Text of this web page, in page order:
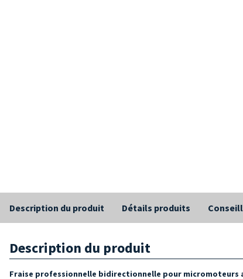
Description du produit Détails produits
Description du produit
Fraise professionnelle bidirectionnelle pour micromoteurs